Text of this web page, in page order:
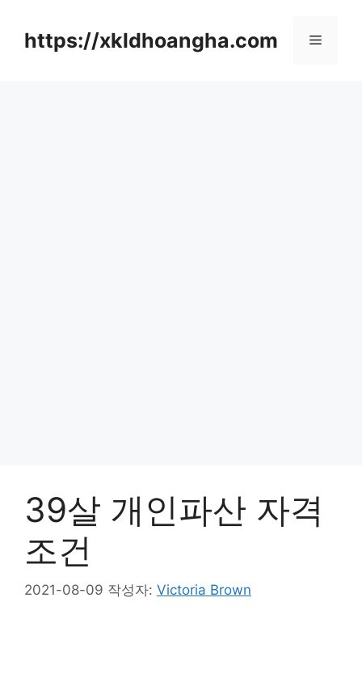
https://xkldhoangha.com 메
39살 개인파산 자격
조건
2021-08-09 작성자: Victoria Brown